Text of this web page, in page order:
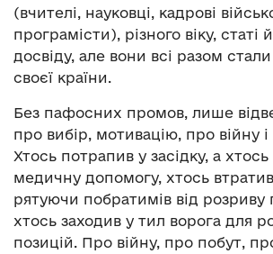
(вчителі, науковці, кадрові
програмісти), різного віку, статі
досвіду, але вони всі разом
своєї країни.
Без пафосних промов, лише
про вибір, мотивацію, про війну
Хтось потрапив у засідку, а
медичну допомогу, хтось
рятуючи побратимів від розриву
хтось заходив у тил ворога для
позицій. Про війну, про побут,